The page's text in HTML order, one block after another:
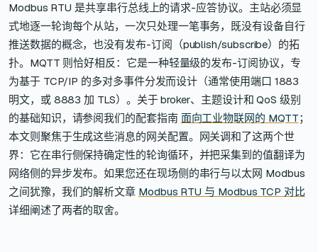
Modbus RTU 是共享串行总线上的请求-应答协议。主站必须显
式地逐一轮询每个从站，一次只处理一笔事务，既没有设备自行
推送数据的概念，也没有发布-订阅（publish/subscribe）的拓
扑。MQTT 则恰好相反：它是一种轻量级的发布-订阅协议，专
为基于 TCP/IP 的多对多事件分发而设计（通常使用端口 1883
明文，或 8883 加 TLS）。关于 broker、主题设计和 QoS 级别
的基础知识，请参阅我们的配套指南 面向工业物联网的 MQTT；
本文则聚焦于生成这些消息的网关配置。网关调和了这两个世
界：它在串行侧保持确定性的轮询循环，并把采集到的值翻译为
网络侧的异步发布。如果您还在现场侧的串行与以太网 Modbus
之间犹豫，我们的解析文章 Modbus RTU 与 Modbus TCP 对比
详细阐述了两者的取舍。